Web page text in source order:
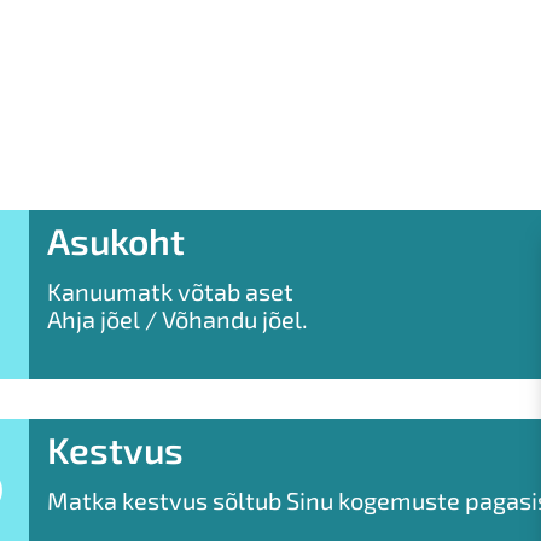
Asukoht
Kanuumatk võtab aset
Ahja jõel / Võhandu jõel.
Kestvus
Matka kestvus sõltub Sinu kogemuste